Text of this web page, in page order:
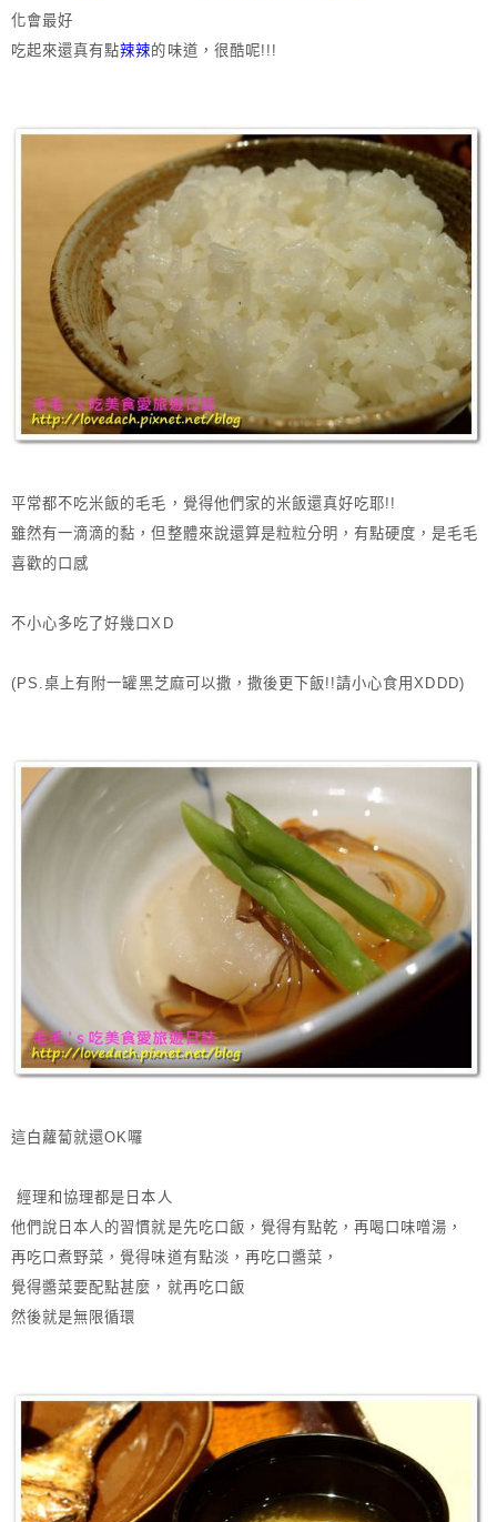
化會最好
吃起來還真有點辣辣的味道，很酷呢!!!
平常都不吃米飯的毛毛，覺得他們家的米飯還真好吃耶!!
雖然有一滴滴的黏，但整體來說還算是粒粒分明，有點硬度，是毛毛
喜歡的口感
不小心多吃了好幾口XD
(PS.桌上有附一罐黑芝麻可以撒，撒後更下飯!!請小心食用XDDD)
這白蘿蔔就還OK囉
經理和協理都是日本人
他們說日本人的習慣就是先吃口飯，覺得有點乾，再喝口味噌湯，
再吃口煮野菜，覺得味道有點淡，再吃口醬菜，
覺得醬菜要配點甚麼，就再吃口飯
然後就是無限循環